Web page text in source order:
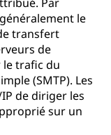
le
transfert
de
trafic du
(SMTP). Les
de diriger les
sur un